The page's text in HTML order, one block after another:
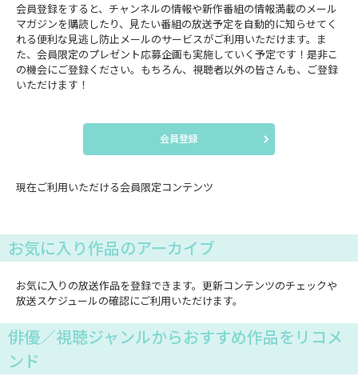
会員登録をすると、チャンネルの情報や新作番組の情報満載のメール
マガジンを購読したり、見たい番組の放送予定を自動的に知らせてく
れる便利な見逃し防止メールのサービスがご利用いただけます。ま
た、会員限定のプレゼント応募企画も実施していく予定です！是非こ
の機会にご登録ください。もちろん、視聴者以外の皆さんも、ご登録
いただけます！
会員登録
現在ご利用いただける会員限定コンテンツ
お気に入り作品のアーカイブ
お気に入りの放送作品を登録できます。更新コンテンツのチェックや
放送スケジュールの確認にご利用いただけます。
俳優／視聴ジャンルからおすすめ作品をリコメ
ンド